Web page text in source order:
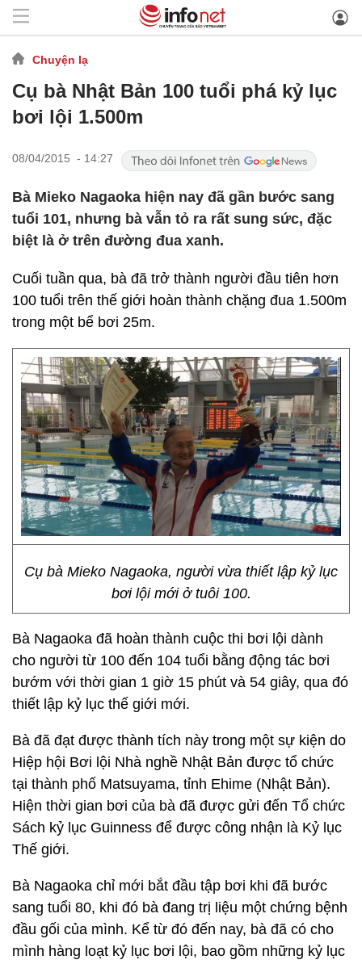
Chuyện lạ
Cụ bà Nhật Bản 100 tuổi phá kỷ lục
bơi lội 1.500m
08/04/2015 - 14:27
Bà Mieko Nagaoka hiện nay đã gần bước sang
tuổi 101, nhưng bà vẫn tỏ ra rất sung sức, đặc
biệt là ở trên đường đua xanh.
Cuối tuần qua, bà đã trở thành người đầu tiên hơn
100 tuổi trên thế giới hoàn thành chặng đua 1.500m
trong một bể bơi 25m.
Cụ bà Mieko Nagaoka, người vừa thiết lập kỷ lục
bơi lội mới ở tuôi 100.
Bà Nagaoka đã hoàn thành cuộc thi bơi lội dành
cho người từ 100 đến 104 tuổi bằng động tác bơi
bướm với thời gian 1 giờ 15 phút và 54 giây, qua đó
thiết lập kỷ lục thế giới mới.
Bà đã đạt được thành tích này trong một sự kiện do
Hiệp hội Bơi lội Nhà nghề Nhật Bản được tổ chức
tại thành phố Matsuyama, tỉnh Ehime (Nhật Bản).
Hiện thời gian bơi của bà đã được gửi đến Tổ chức
Sách kỷ lục Guinness để được công nhận là Kỷ lục
Thế giới.
Bà Nagaoka chỉ mới bắt đầu tập bơi khi đã bước
sang tuổi 80, khi đó bà đang trị liệu một chứng bệnh
đầu gối của mình. Kể từ đó đến nay, bà đã có cho
mình hàng loạt kỷ lục bơi lội, bao gồm những kỷ lục